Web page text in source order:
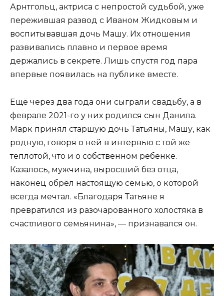
Арнтгольц, актриса с непростой судьбой, уже
пережившая развод с Иваном Жидковым и
воспитывавшая дочь Машу. Их отношения
развивались плавно и первое время
держались в секрете. Лишь спустя год пара
впервые появилась на публике вместе.
Ещё через два года они сыграли свадьбу, а в
феврале 2021-го у них родился сын Данила.
Марк принял старшую дочь Татьяны, Машу, как
родную, говоря о ней в интервью с той же
теплотой, что и о собственном ребёнке.
Казалось, мужчина, выросший без отца,
наконец обрёл настоящую семью, о которой
всегда мечтал. «Благодаря Татьяне я
превратился из разочарованного холостяка в
счастливого семьянина», — признавался он.